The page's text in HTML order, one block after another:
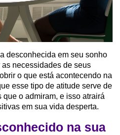
desconhecida em seu sonho
necessidades de seus
o que está acontecendo na
esse tipo de atitude serve de
o admiram, e isso atrairá
em sua vida desperta.
na sua